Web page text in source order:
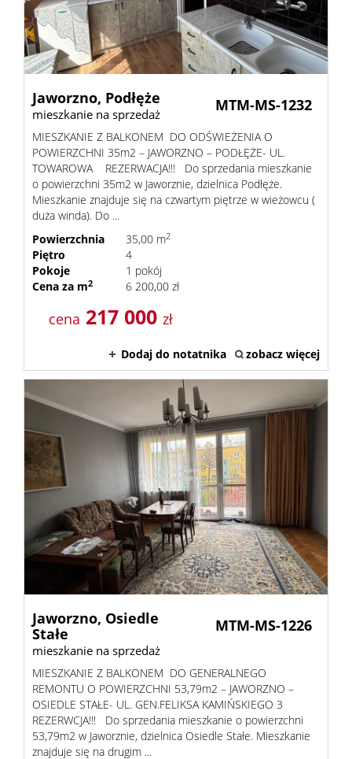
ofertę
Zapytaj
Jaworzno, Podłęże
mieszkanie na sprzedaż MTM-MS-1232
MIESZKANIE Z BALKONEM DO ODŚWIEŻENIA O
POWIERZCHNI 35m2 – JAWORZNO – PODŁĘŻE- UL.
TOWAROWA REZERWACJA!!! Do sprzedania mieszkanie
o powierzchni 35m2 w Jaworznie, dzielnica Podłęże.
Mieszkanie znajduje się na czwartym piętrze w wieżowcu (
duża winda). Do ...
Powierzchnia
35,00 m2
Piętro
4
Pokoje
1 pokój
Cena za m2 6 200,00 zł
cena 217 000 zł
Dodaj do notatnika zobacz więcej
Jaworzno, Osiedle
Stałe
mieszkanie na sprzedaż
MTM-MS-1226
MIESZKANIE Z BALKONEM DO GENERALNEGO
REMONTU O POWIERZCHNI 53,79m2 – JAWORZNO –
OSIEDLE STAŁE- UL. GEN.FELIKSA KAMIŃSKIEGO 3
REZERWCJA!!! Do sprzedania mieszkanie o powierzchni
53,79m2 w Jaworznie, dzielnica Osiedle Stałe. Mieszkanie
znajduje się na drugim ...